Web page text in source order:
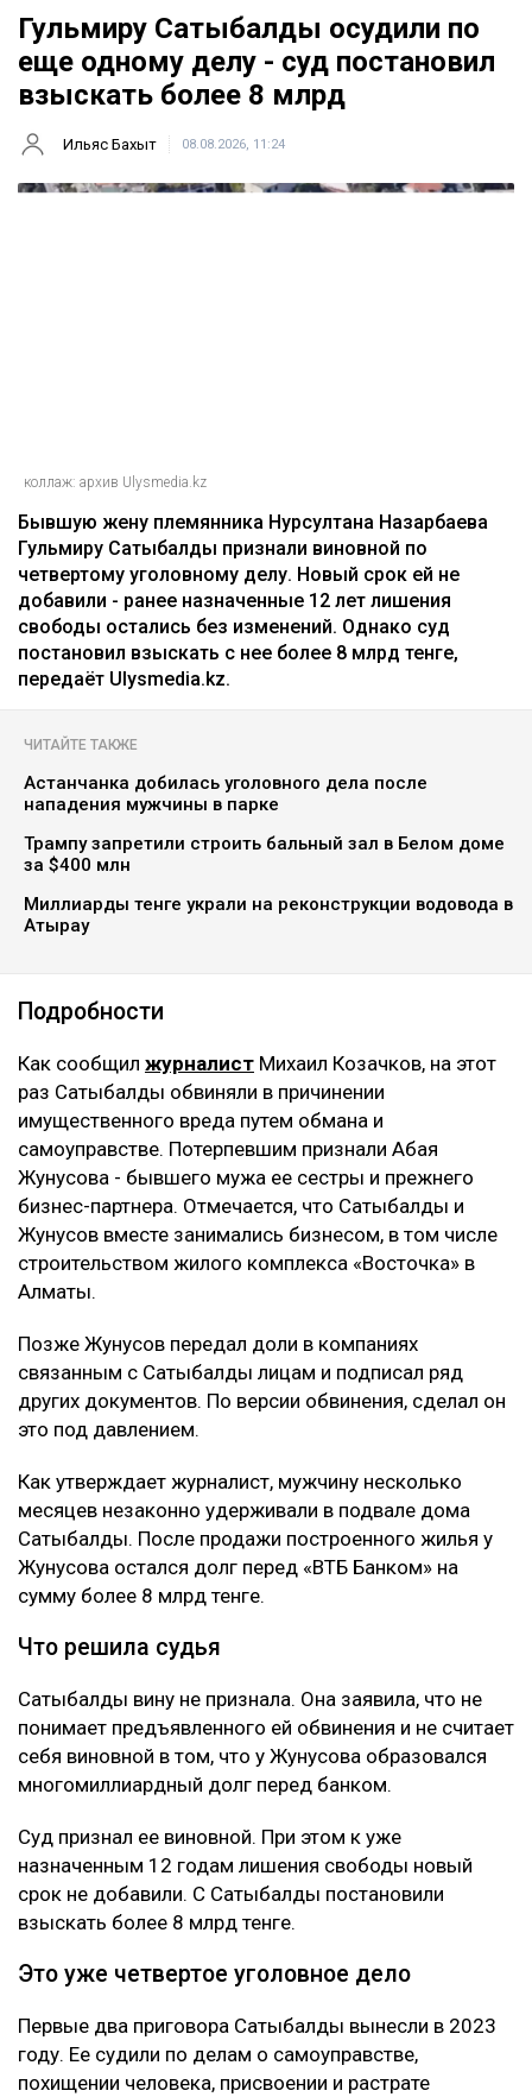
Гульмиру Сатыбалды осудили по
еще одному делу - суд постановил
взыскать более 8 млрд
Ильяс Бахыт 08.08.2026, 11:24
коллаж: архив Ulysmedia.kz
Бывшую жену племянника Нурсултана Назарбаева
Гульмиру Сатыбалды признали виновной по
четвертому уголовному делу. Новый срок ей не
добавили - ранее назначенные 12 лет лишения
свободы остались без изменений. Однако суд
постановил взыскать с нее более 8 млрд тенге,
передаёт Ulysmedia.kz.
ЧИТАЙТЕ ТАКЖЕ
Астанчанка добилась уголовного дела после
нападения мужчины в парке
Трампу запретили строить бальный зал в Белом доме
за $400 млн
Миллиарды тенге украли на реконструкции водовода в
Атырау
Подробности
Как сообщил журналист Михаил Козачков, на этот
раз Сатыбалды обвиняли в причинении
имущественного вреда путем обмана и
самоуправстве. Потерпевшим признали Абая
Жунусова - бывшего мужа ее сестры и прежнего
бизнес-партнера. Отмечается, что Сатыбалды и
Жунусов вместе занимались бизнесом, в том числе
строительством жилого комплекса «Восточка» в
Алматы.
Позже Жунусов передал доли в компаниях
связанным с Сатыбалды лицам и подписал ряд
других документов. По версии обвинения, сделал он
это под давлением.
Как утверждает журналист, мужчину несколько
месяцев незаконно удерживали в подвале дома
Сатыбалды. После продажи построенного жилья у
Жунусова остался долг перед «ВТБ Банком» на
сумму более 8 млрд тенге.
Что решила судья
Сатыбалды вину не признала. Она заявила, что не
понимает предъявленного ей обвинения и не считает
себя виновной в том, что у Жунусова образовался
многомиллиардный долг перед банком.
Суд признал ее виновной. При этом к уже
назначенным 12 годам лишения свободы новый
срок не добавили. С Сатыбалды постановили
взыскать более 8 млрд тенге.
Это уже четвертое уголовное дело
Первые два приговора Сатыбалды вынесли в 2023
году. Ее судили по делам о самоуправстве,
похищении человека, присвоении и растрате